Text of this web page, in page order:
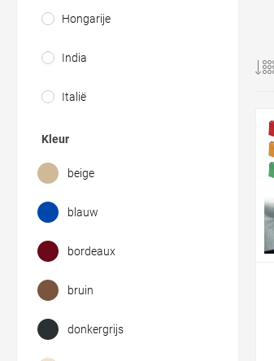
Hongarije
India
Italië
Kleur
beige
blauw
bordeaux
bruin
donkergrijs